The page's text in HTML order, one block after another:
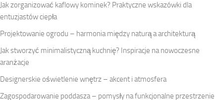
Jak zorganizować kaflowy kominek? Praktyczne wskazówki dla
entuzjastów ciepła
Projektowanie ogrodu – harmonia między naturą a architekturą
Jak stworzyć minimalistyczną kuchnię? Inspiracje na nowoczesne
aranżacje
Designerskie oświetlenie wnętrz – akcent i atmosfera
Zagospodarowanie poddasza – pomysły na funkcjonalne przestrzenie